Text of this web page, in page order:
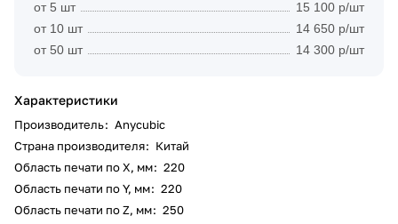
от 5 шт
15 100 р/шт
от 10 шт
14 650 р/шт
от 50 шт
14 300 р/шт
Характеристики
Производитель: Anycubic
Страна производителя: Китай
Область печати по X, мм: 220
Область печати по Y, мм: 220
Область печати по Z, мм: 250